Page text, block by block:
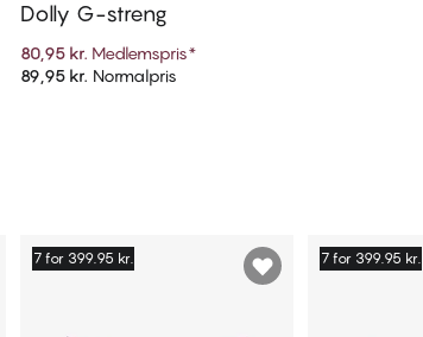
Tilføj til kurv
Dolly G-streng
80,95 kr. Medlemspris*
89,95 kr. Normalpris
7 for 399.95 kr. 7 for 399.95 kr.